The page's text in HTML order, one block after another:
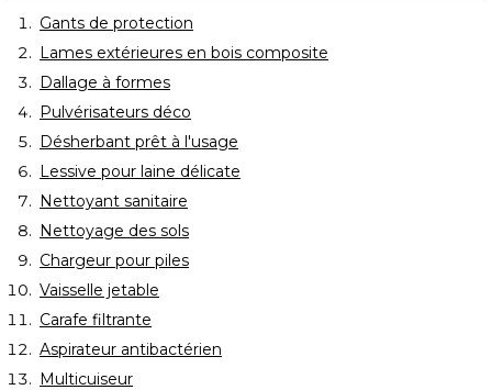
Gants de protection
Lames extérieures en bois composite
Dallage à formes
Pulvérisateurs déco
Désherbant prêt à l'usage
Lessive pour laine délicate
Nettoyant sanitaire
Nettoyage des sols
Chargeur pour piles
Vaisselle jetable
Carafe filtrante
Aspirateur antibactérien
Multicuiseur